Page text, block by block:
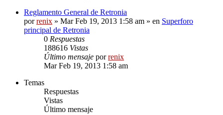
Reglamento General de Retronia
porrenix » Mar Feb 19, 2013 1:58 am » en Superforo
principal de Retronia
0 Respuestas
188616 Vistas
Último mensaje porrenix
Mar Feb 19, 2013 1:58 am
Temas
Respuestas
Vistas
Último mensaje